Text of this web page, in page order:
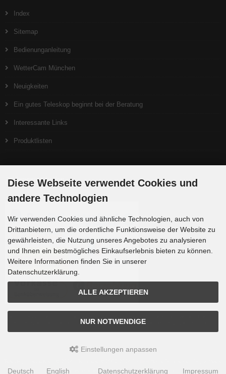
Index
Sitemap
Bedienunganleitung
WetterCam München
Neuigkeiten
Ein gutes Teleskop beginnt bei der Beratung
Interessante Links
Produktlisten
Zahlungsmethoden
Sprachvariablen befinden sich in der Datei tpl_modified/lang/german/lang_german.custom.
modified eCommerce Shopsoftware © 2009-2026
Diese Webseite verwendet Cookies und
andere Technologien
Wir verwenden Cookies und ähnliche Technologien, auch von
Drittanbietern, um die ordentliche Funktionsweise der Website zu
gewährleisten, die Nutzung unseres Angebotes zu analysieren
und Ihnen ein bestmögliches Einkaufserlebnis bieten zu können.
Weitere Informationen finden Sie in unserer
Datenschutzerklärung.
ALLE AKZEPTIEREN
NUR NOTWENDIGE
Einstellungen anpassen
Deutsch English Datenschutzerklärung Impressum